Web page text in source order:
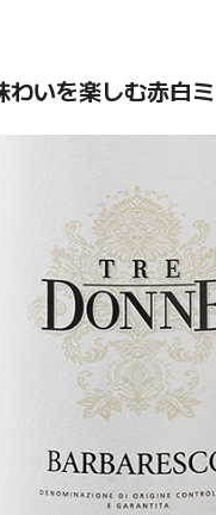
いを楽しむ赤白